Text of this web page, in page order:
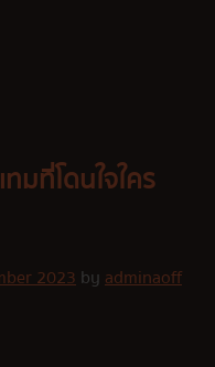
มที่โดนใจใคร
2023byadminaoff